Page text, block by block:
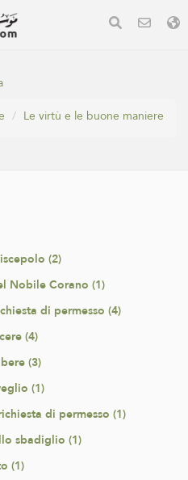
Le virtù e le buone maniere
(2)
Nobile Corano (1)
di permesso (4)
(4)
(3)
(1)
di permesso (1)
sbadiglio (1)
(1)